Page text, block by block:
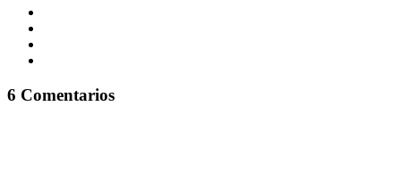
6 Comentarios